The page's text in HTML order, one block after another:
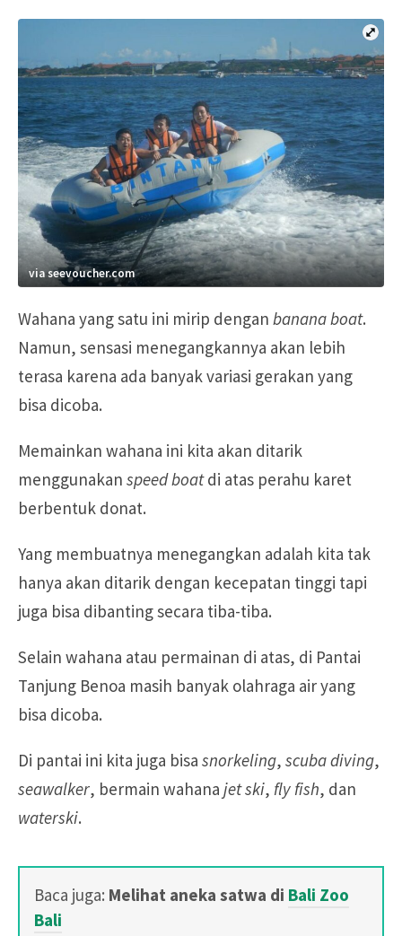
via seevoucher.com
Wahana yang satu ini mirip dengan banana boat.
Namun, sensasi menegangkannya akan lebih
terasa karena ada banyak variasi gerakan yang
bisa dicoba.
Memainkan wahana ini kita akan ditarik
menggunakan speed boatdi atas perahu karet
berbentuk donat.
Yang membuatnya menegangkan adalah kita tak
hanya akan ditarik dengan kecepatan tinggi tapi
juga bisa dibanting secara tiba-tiba.
Selain wahana atau permainan di atas, di Pantai
Tanjung Benoa masih banyak olahraga air yang
bisa dicoba.
Di pantai ini kita juga bisa snorkeling, scuba diving,
seawalker, bermain wahana jet ski, fly fish, dan
waterski.
Baca juga: Melihat aneka satwa di Bali Zoo
Bali